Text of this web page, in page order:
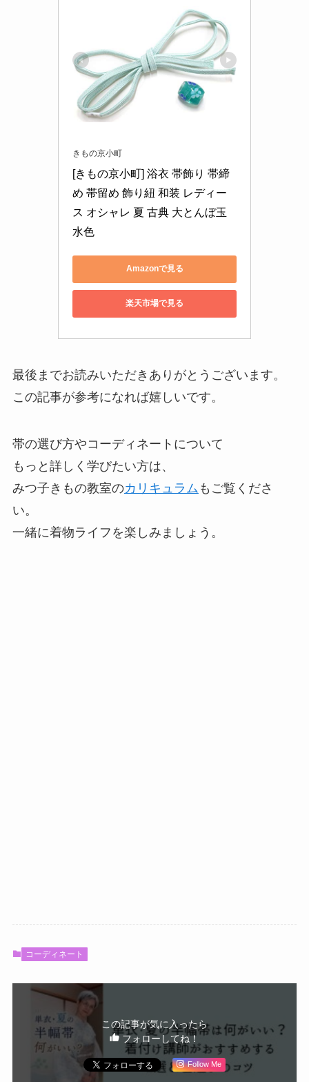
きもの京小町
[きもの京小町] 浴衣 帯飾り 帯締
め 帯留め 飾り紐 和装 レディー
ス オシャレ 夏 古典 大とんぼ玉
水色
Amazonで見る
楽天市場で見る
最後までお読みいただきありがとうございます。
この記事が参考になれば嬉しいです。
帯の選び方やコーディネートについて
もっと詳しく学びたい方は、
みつ子きもの教室のカリキュラム もご覧くださ
い。
一緒に着物ライフを楽しみましょう。
コーディネート
この記事が気に入ったら
フォローしてね！
Follow Me